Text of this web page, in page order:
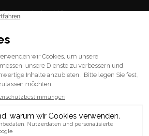
Datenschutzerklärung
Ihr Konto
Persönliche Infos
Bestellungen
Rechnungskorrekturen